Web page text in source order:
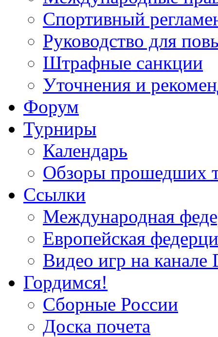
Спортивный
Руководство для
Штрафные санкции
Уточнения и
Форум
Турниры
Календарь
Обзоры прошедших
Ссылки
Международная
Европейская
Видео игр на
Гордимся!
Сборные России
Доска почета